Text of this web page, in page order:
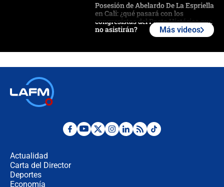
Posesión de Abelardo De La Espriella
en Cali: ¿qué pasará con los
congresistas del Pacto Histórico que
no asistirán?
¿Por qué De la Espriella gobernará
Más videos
Actualidad
Carta del Director
Deportes
Economía